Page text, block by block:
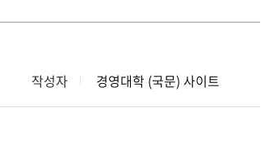
작성자 경영대학 (국문) 사이트